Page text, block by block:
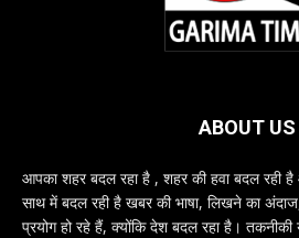
ABOUT US
आपका शहर बदल रहा है , शहर की हवा बदल रही
साथ में बदल रही है खबर की भाषा, लिखने का
प्रयोग हो रहे हैं, क्योंकि देश बदल रहा है। तकनीकी